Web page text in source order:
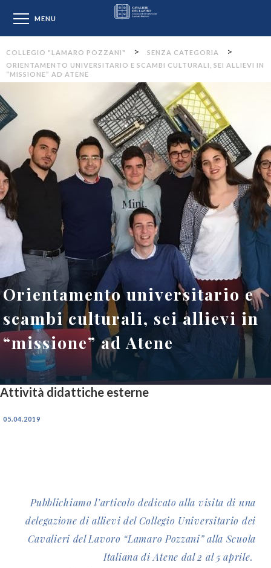
MENU
COLLEGIO "LAMARO POZZANI" > SENZA CATEGORIA >
ORIENTAMENTO UNIVERSITARIO E SCAMBI CULTURALI, SEI ALLIEVI IN
“MISSIONE” AD ATENE
Orientamento universitario e
scambi culturali, sei allievi in
“missione” ad Atene
Attività didattiche esterne
05.04.2019
Pubblichiamo l’articolo dedicato alla visita di una
delegazione di allievi del Collegio Universitario dei
Cavalieri del Lavoro “Lamaro Pozzani” alla Scuola
Italiana di Atene dal 2 al 5 aprile.